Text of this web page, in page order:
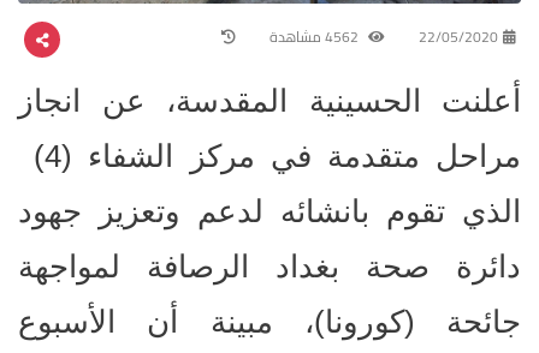
22/05/2020
أعلنت الحسينية المقدسة، عن انجاز
مراحل متقدمة في مركز الشفاء (4)
الذي تقوم بانشائه لدعم وتعزيز جهود
دائرة صحة بغداد الرصافة لمواجهة
جائحة (كورونا)، مبينة أن الأسبوع